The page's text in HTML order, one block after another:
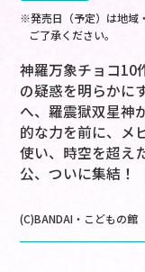
※発売日（予定）は地域
ご了承ください。
神羅万象チョコ10
の疑惑を明らかに
へ、羅震獄双星神
的な力を前に、メ
使い、時空を超え
公、ついに集結！
(C)BANDAI・こどもの館